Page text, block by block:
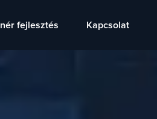
fejlesztés Kapcsolat